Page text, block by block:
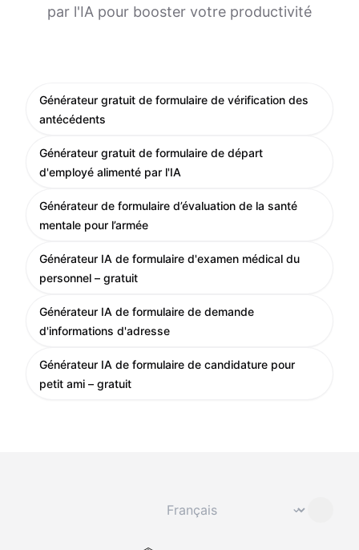
par l'IA pour booster votre productivité
Générateur gratuit de formulaire de vérification des
antécédents
Générateur gratuit de formulaire de départ
d'employé alimenté par l'IA
Générateur de formulaire d’évaluation de la santé
mentale pour l’armée
Générateur IA de formulaire d'examen médical du
personnel – gratuit
Générateur IA de formulaire de demande
d'informations d'adresse
Générateur IA de formulaire de candidature pour
petit ami – gratuit
⌄